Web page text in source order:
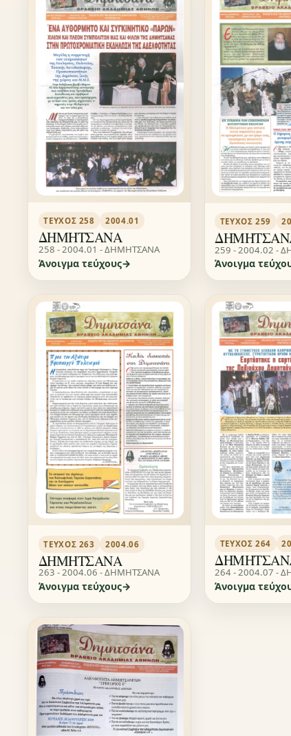
ΤΕΎΧΟΣ 258 2004.01
ΔΗΜΗΤΣΑΝΑ
258 - 2004.01 - ΔΗΜΗΤΣΑΝΑ
Άνοιγμα τεύχους
ΤΕΎΧΟΣ 259
259 - 2004.02 -
Άνοιγμα
ΤΕΎΧΟΣ 263 2004.06
ΔΗΜΗΤΣΑΝΑ
263 - 2004.06 - ΔΗΜΗΤΣΑΝΑ
Άνοιγμα τεύχους
ΤΕΎΧΟΣ 264
264 - 2004.07 -
Άνοιγμα